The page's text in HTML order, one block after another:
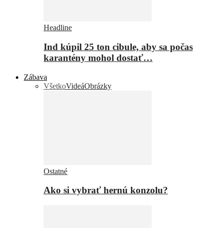
Headline
Ind kúpil 25 ton cibule, aby sa počas
karantény mohol dostať…
Zábava
VšetkoVideáObrázky
Ostatné
Ako si vybrať hernú konzolu?